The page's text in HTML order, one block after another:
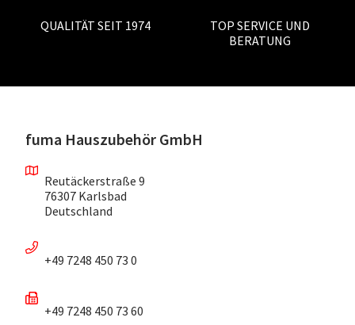
QUALITÄT SEIT 1974
TOP SERVICE UND
BERATUNG
fuma Hauszubehör GmbH
Reutäckerstraße 9
76307 Karlsbad
Deutschland
+49 7248 450 73 0
+49 7248 450 73 60